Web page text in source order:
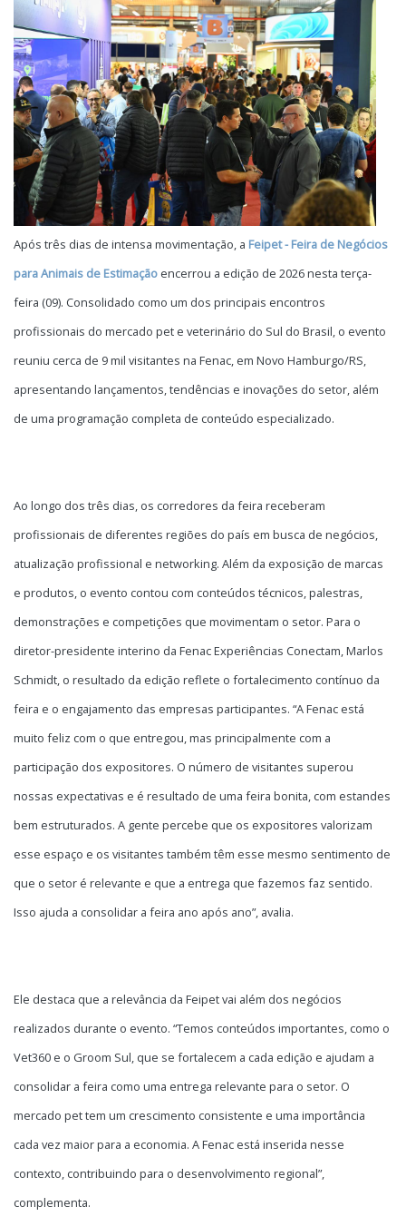
Após três dias de intensa movimentação, a Feipet - Feira de Negócios
para Animais de Estimação encerrou a edição de 2026 nesta terça-
feira (09). Consolidado como um dos principais encontros
profissionais do mercado pet e veterinário do Sul do Brasil, o evento
reuniu cerca de 9 mil visitantes na Fenac, em Novo Hamburgo/RS,
apresentando lançamentos, tendências e inovações do setor, além
de uma programação completa de conteúdo especializado.
Ao longo dos três dias, os corredores da feira receberam
profissionais de diferentes regiões do país em busca de negócios,
atualização profissional e networking. Além da exposição de marcas
e produtos, o evento contou com conteúdos técnicos, palestras,
demonstrações e competições que movimentam o setor. Para o
diretor-presidente interino da Fenac Experiências Conectam, Marlos
Schmidt, o resultado da edição reflete o fortalecimento contínuo da
feira e o engajamento das empresas participantes. “A Fenac está
muito feliz com o que entregou, mas principalmente com a
participação dos expositores. O número de visitantes superou
nossas expectativas e é resultado de uma feira bonita, com estandes
bem estruturados. A gente percebe que os expositores valorizam
esse espaço e os visitantes também têm esse mesmo sentimento de
que o setor é relevante e que a entrega que fazemos faz sentido.
Isso ajuda a consolidar a feira ano após ano”, avalia.
Ele destaca que a relevância da Feipet vai além dos negócios
realizados durante o evento. “Temos conteúdos importantes, como o
Vet360 e o Groom Sul, que se fortalecem a cada edição e ajudam a
consolidar a feira como uma entrega relevante para o setor. O
mercado pet tem um crescimento consistente e uma importância
cada vez maior para a economia. A Fenac está inserida nesse
contexto, contribuindo para o desenvolvimento regional”,
complementa.